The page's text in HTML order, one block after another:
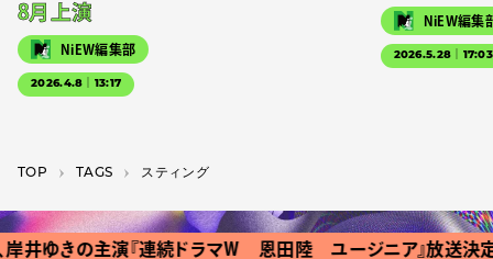
8月上演
NiEW編集部
2026.4.8｜13:17
NiEW編集
2026.5.28｜17:03
TOP T­A­G­S スティング
井ゆきの主演『連続ドラマＷ 恩田陸 ユージニア』放送決定